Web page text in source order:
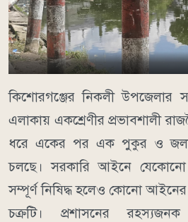
কিশোরগঞ্জের নিকলী উপজেলার
এলাকায় একশ্রেণীর প্রভাবশালী
ধরে একের পর এক পুকুর ও
চলছে। সরকারি আইনে
সম্পূর্ণ নিষিদ্ধ হলেও কোনো
চক্রটি। প্রশাসনের